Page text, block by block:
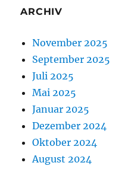
ARCHIV
November 2025
September 2025
Juli 2025
Mai 2025
Januar 2025
Dezember 2024
Oktober 2024
August 2024